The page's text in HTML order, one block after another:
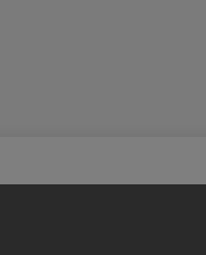
un robot ci-bas.